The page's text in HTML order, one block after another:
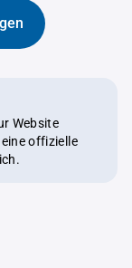
Website